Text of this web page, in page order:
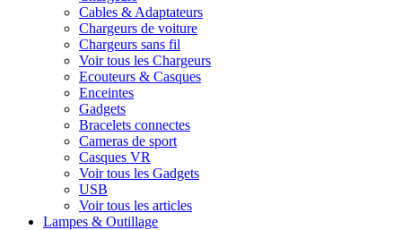
Cables & Adaptateurs
Chargeurs de voiture
Chargeurs sans fil
Voir tous les Chargeurs
Ecouteurs & Casques
Enceintes
Gadgets
Bracelets connectes
Cameras de sport
Casques VR
Voir tous les Gadgets
USB
Voir tous les articles
Lampes & Outillage